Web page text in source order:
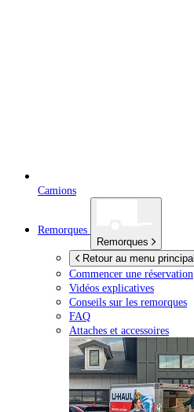
Camions
Remorques
Remorques
Retour au menu principal
Commencer une réservation
Vidéos explicatives
Conseils sur les remorques
FAQ
Attaches et accessoires